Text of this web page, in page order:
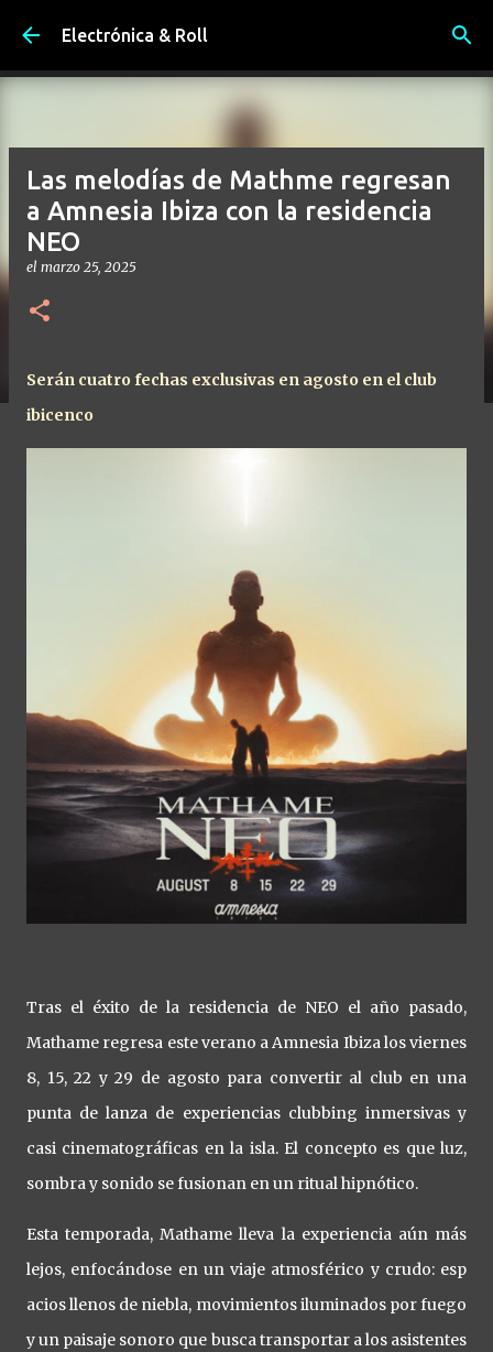
Ir al contenido principal
Electrónica & Roll
Las melodías de Mathme regresan
a Amnesia Ibiza con la residencia
NEO
el marzo 25, 2025
Serán cuatro fechas exclusivas en agosto en el club
ibicenco
Tras el éxito de la residencia de NEO el año pasado,
Mathame regresa este verano a Amnesia Ibiza los viernes
8, 15, 22 y 29 de agosto para convertir al club en una
punta de lanza de experiencias clubbing inmersivas y
casi cinematográficas en la isla. El concepto es que luz,
sombra y sonido se fusionan en un ritual hipnótico.
Esta temporada, Mathame lleva la experiencia aún más
lejos, enfocándose en un viaje atmosférico y crudo: esp
acios llenos de niebla, movimientos iluminados por fuego
y un paisaje sonoro que busca transportar a los asistentes